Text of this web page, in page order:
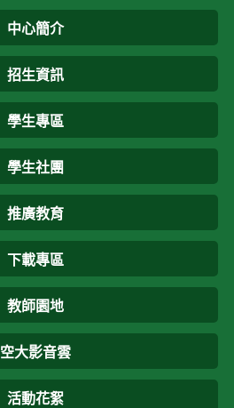
中心簡介
招生資訊
學生專區
學生社團
推廣教育
下載專區
教師園地
空大影音雲
活動花絮